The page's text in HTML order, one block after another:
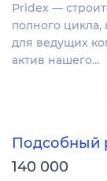
Pridex —
полного
для ведущих
актив нашего…
Подсобный
140 000